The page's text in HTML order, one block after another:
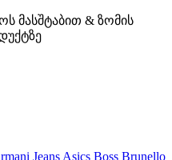
მასშტაბით & ზომის
Jeans Asics Boss Brunello